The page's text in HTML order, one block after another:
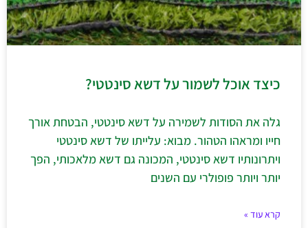
כיצד אוכל לשמור על דשא סינטטי?
גלה את הסודות לשמירה על דשא סינטטי, הבטחת אורך
חייו ומראהו הטהור. מבוא: עלייתו של דשא סינטטי
ויתרונותיו דשא סינטטי, המכונה גם דשא מלאכותי, הפך
יותר ויותר פופולרי עם השנים
קרא עוד »